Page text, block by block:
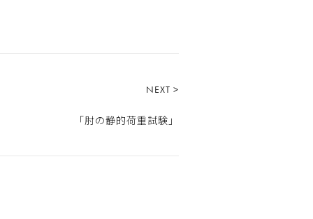
NEXT >
「肘の静的荷重試験」